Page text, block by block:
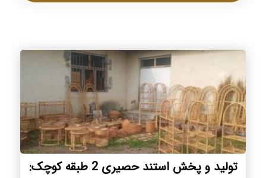
تولید و پخش استند حصیری 2 طبقه کوچک: